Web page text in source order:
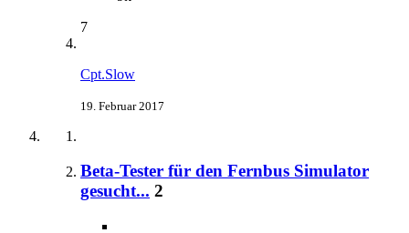
7
Cpt.Slow
19. Februar 2017
Beta-Tester für den Fernbus Simulator
gesucht... 2